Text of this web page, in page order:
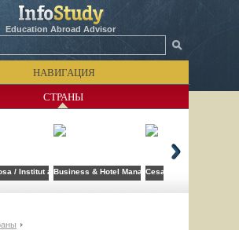
Education Abroad Advisor
НАВИГАЦИЯ
СТРАНЫ
/ Institut auf dem Rosenberg
Business & Hotel Management School (BHMS)
Cesar Ritz Colleges